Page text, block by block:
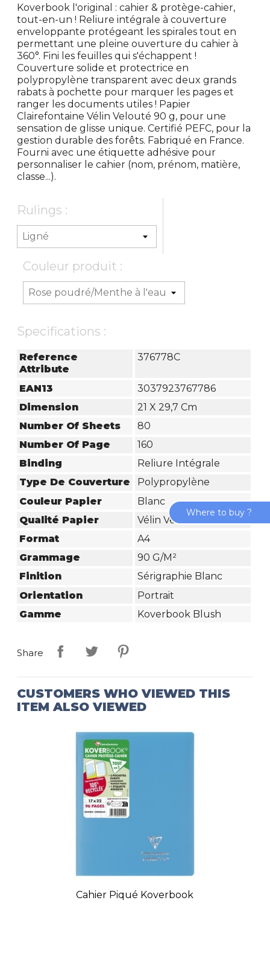
Koverbook l'original : cahier & protège-cahier,
tout-en-un ! Reliure intégrale à couverture
enveloppante protégeant les spirales tout en
permettant une pleine ouverture du cahier à
360°. Fini les feuilles qui s'échappent !
Couverture solide et protectrice en
polypropylène transparent avec deux grands
rabats à pochette pour marquer les pages et
ranger les documents utiles ! Papier
Clairefontaine Vélin Velouté 90 g, pour une
sensation de glisse unique. Certifié PEFC, pour la
gestion durable des forêts. Fabriqué en France.
Fourni avec une étiquette adhésive pour
personnaliser le cahier (nom, prénom, matière,
classe...).
Rulings :
Couleur produit :
Specifications :
Reference
Attribute
376778C
EAN13
3037923767786
Dimension
21 X 29,7 Cm
Number Of Sheets
80
Number Of Page
160
Binding
Reliure Intégrale
Type De Couverture
Polypropylène
Couleur Papier
Blanc
Qualité Papier
Vélin Velouté
Format
A4
Grammage
90 G/m²
Finition
Sérigraphie Blanc
Orientation
Portrait
Gamme
Koverbook Blush
Share
CUSTOMERS WHO VIEWED THIS
ITEM ALSO VIEWED
Cahier Piqué Koverbook
Where to buy ?